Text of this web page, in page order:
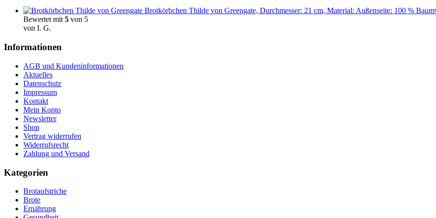
Brotkörbchen Thilde von Greengate, Durchmesser: 21 cm, Material: Außenseite: 100 %
Bewertet mit 5 von 5
von I. G.
Informationen
AGB und Kundeninformationen
Aktuelles
Datenschutz
Impressum
Kontakt
Mein Konto
Newsletter
Shop
Vertrag widerrufen
Widerrufsrecht
Zahlung und Versand
Kategorien
Brotaufstriche
Brote
Ernährung